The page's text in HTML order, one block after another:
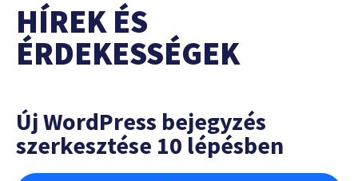
HÍREK ÉS
ÉRDEKESSÉGEK
Új WordPress bejegyzés
szerkesztése 10 lépésben